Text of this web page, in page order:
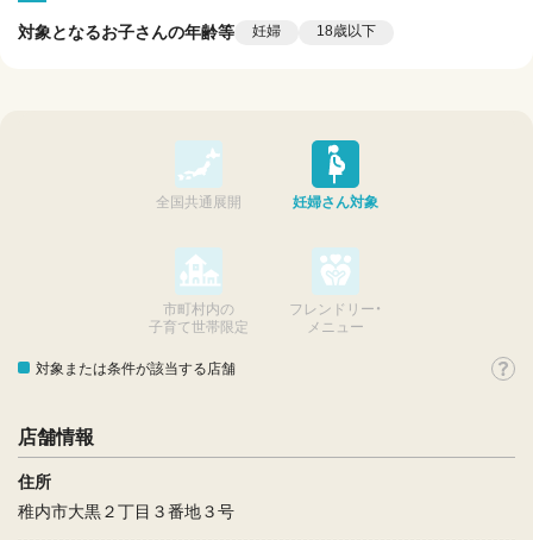
対象となるお子さんの年齢等 妊婦 18歳以下
全国共通展開 妊婦さん対象
市町村内の
子育て世帯限定
フレンドリー・
メニュー
対象または条件が該当する店舗
店舗情報
住所
稚内市大黒２丁目３番地３号